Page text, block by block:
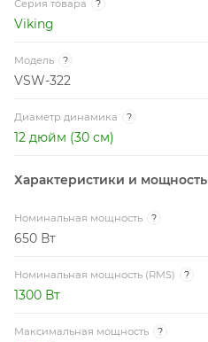
Серия товара ?
Viking
Модель ?
VSW-322
Диаметр динамика ?
12 дюйм (30 см)
Характеристики и мощность
Номинальная мощность ?
650 Вт
Номинальная мощность (RMS) ?
1300 Вт
Максимальная мощность ?